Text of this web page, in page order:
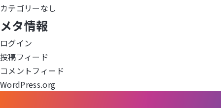
ー
シ
ョ
ン
カテゴリーなし
メタ情報
ログイン
投稿フィード
コメントフィード
WordPress.org